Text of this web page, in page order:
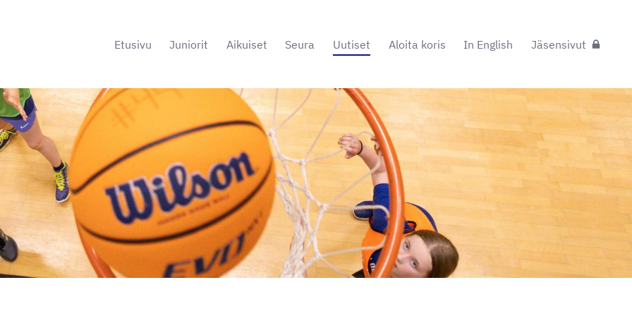
Etusivu Juniorit Aikuiset Seura Uutiset Aloita koris In English Jäsensivut